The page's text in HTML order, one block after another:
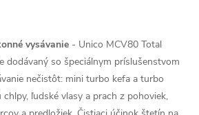
vysávanie - Unico MCV80 Total
dodávaný so špeciálnym príslušenstvom
nečistôt: mini turbo kefa a turbo
ľudské vlasy a prach z pohoviek,